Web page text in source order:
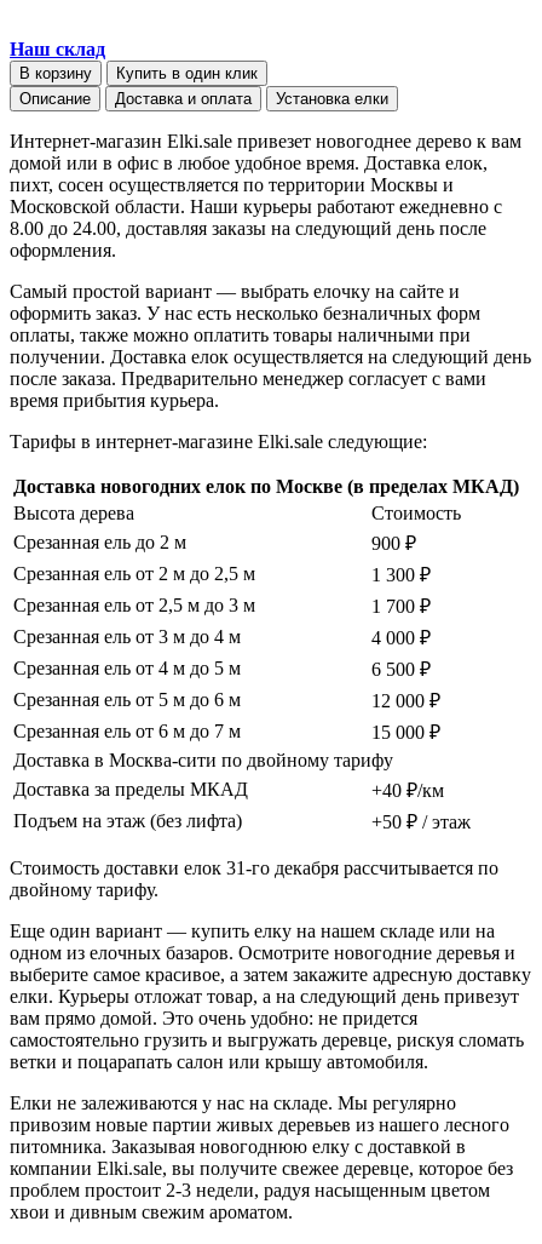
Наш склад
В корзину
Купить в один клик
Описание
Доставка и оплата Установка елки
Интернет-магазин Elki.sale привезет новогоднее дерево к вам
домой или в офис в любое удобное время. Доставка елок,
пихт, сосен осуществляется по территории Москвы и
Московской области. Наши курьеры работают ежедневно с
8.00 до 24.00, доставляя заказы на следующий день после
оформления.
Самый простой вариант — выбрать елочку на сайте и
оформить заказ. У нас есть несколько безналичных форм
оплаты, также можно оплатить товары наличными при
получении. Доставка елок осуществляется на следующий день
после заказа. Предварительно менеджер согласует с вами
время прибытия курьера.
Тарифы в интернет-магазине Elki.sale следующие:
Доставка новогодних елок по Москве (в пределах МКАД)
Высота дерева
Стоимость
Срезанная ель до 2 м
900 ₽
Срезанная ель от 2 м до 2,5 м
1 300 ₽
Срезанная ель от 2,5 м до 3 м
1 700 ₽
Срезанная ель от 3 м до 4 м
4 000 ₽
Срезанная ель от 4 м до 5 м
6 500 ₽
Срезанная ель от 5 м до 6 м
12 000 ₽
Срезанная ель от 6 м до 7 м
15 000 ₽
Доставка в Москва-сити по двойному тарифу
Доставка за пределы МКАД
+40 ₽/км
Подъем на этаж (без лифта)
+50 ₽ / этаж
Стоимость доставки елок 31-го декабря рассчитывается по
двойному тарифу.
Еще один вариант — купить елку на нашем складе или на
одном из елочных базаров. Осмотрите новогодние деревья и
выберите самое красивое, а затем закажите адресную доставку
елки. Курьеры отложат товар, а на следующий день привезут
вам прямо домой. Это очень удобно: не придется
самостоятельно грузить и выгружать деревце, рискуя сломать
ветки и поцарапать салон или крышу автомобиля.
Елки не залеживаются у нас на складе. Мы регулярно
привозим новые партии живых деревьев из нашего лесного
питомника. Заказывая новогоднюю елку с доставкой в
компании Elki.sale, вы получите свежее деревце, которое без
проблем простоит 2-3 недели, радуя насыщенным цветом
хвои и дивным свежим ароматом.